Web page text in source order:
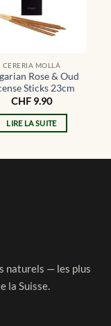
CERERIA MOLLÁ
Rose & Oud
Sticks 23cm
CHF 9.90
LIRE LA SUITE
naturels — les plus
la Suisse.